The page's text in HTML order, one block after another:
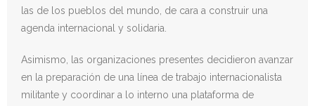
las de los pueblos del mundo, de cara a construir una
agenda internacional y solidaria.
Asimismo, las organizaciones presentes decidieron avanzar
en la preparación de una línea de trabajo internacionalista
militante y coordinar a lo interno una plataforma de